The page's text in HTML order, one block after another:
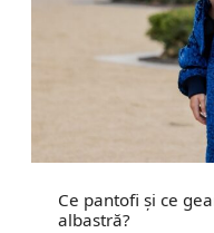
Ce pantofi și ce
albastră?